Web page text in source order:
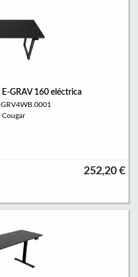
GRAV 160 eléctrica
Cougar
252,20 €